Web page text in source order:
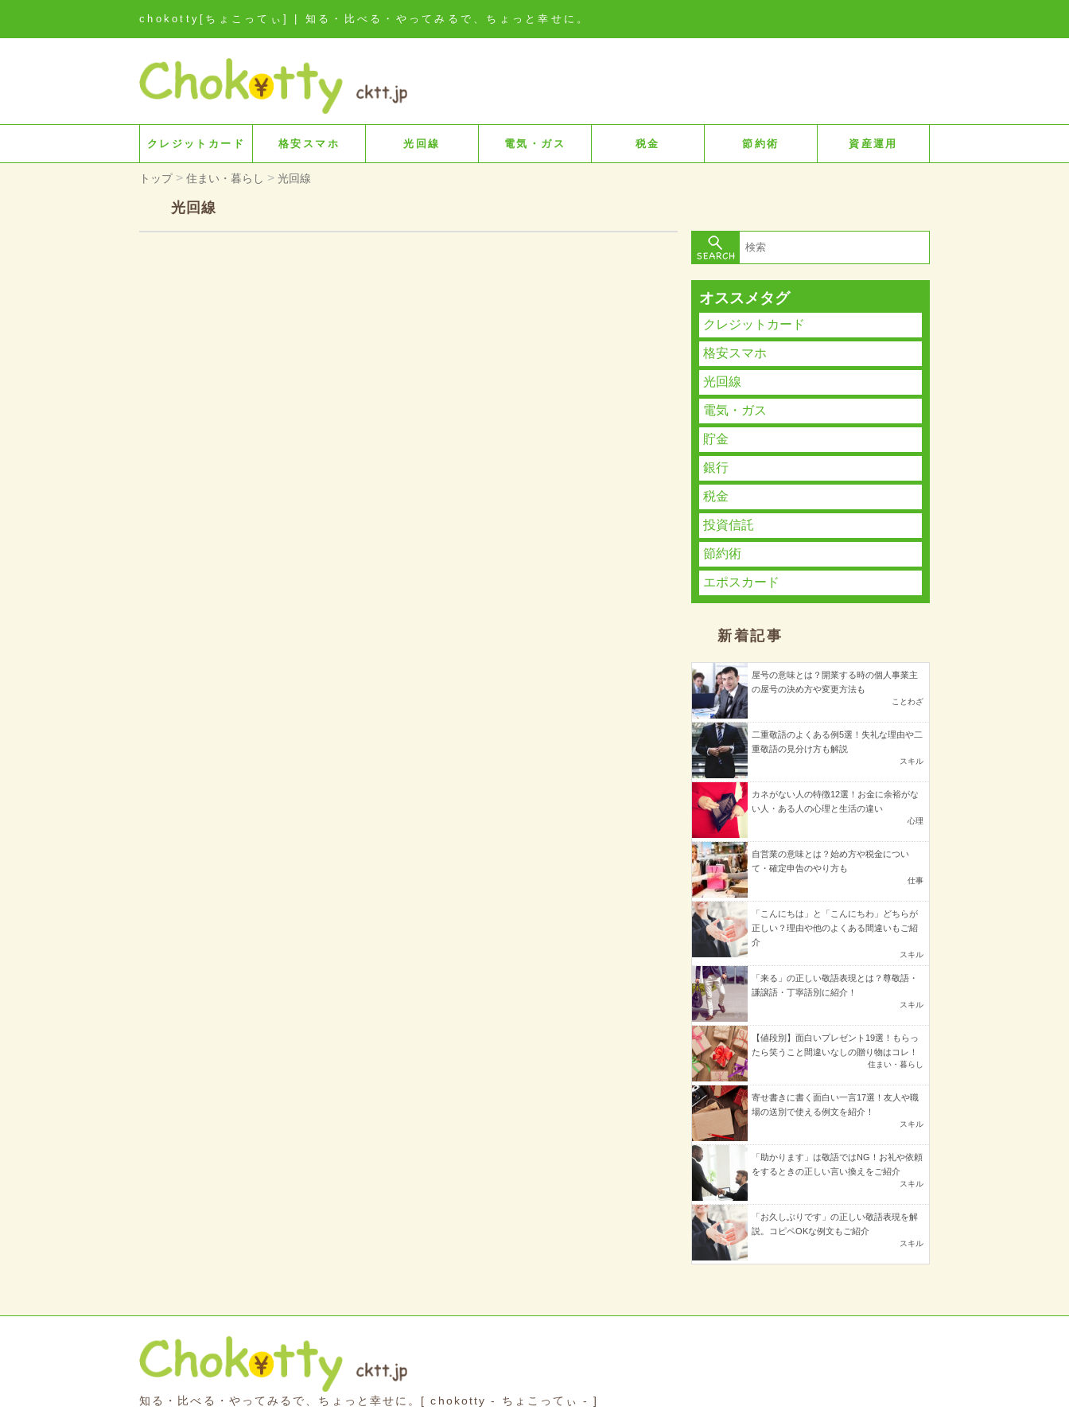
chokotty[ちょこってぃ] | 知る・比べる・やってみるで、ちょっと幸せに。
クレジットカード 格安スマホ 光回線 電気・ガス 税金 節約術 資産運用
トップ > 住まい・暮らし > 光回線
光回線
オススメタグ
クレジットカード
格安スマホ
光回線
電気・ガス
貯金
銀行
税金
投資信託
節約術
エポスカード
新着記事
屋号の意味とは？開業する時の個人事業主
の屋号の決め方や変更方法も
ことわざ
二重敬語のよくある例5選！失礼な理由や二
重敬語の見分け方も解説
スキル
カネがない人の特徴12選！お金に余裕がな
い人・ある人の心理と生活の違い
心理
自営業の意味とは？始め方や税金につい
て・確定申告のやり方も
仕事
「こんにちは」と「こんにちわ」どちらが
正しい？理由や他のよくある間違いもご紹
介
スキル
「来る」の正しい敬語表現とは？尊敬語・
謙譲語・丁寧語別に紹介！
スキル
【値段別】面白いプレゼント19選！もらっ
たら笑うこと間違いなしの贈り物はコレ！
住まい・暮らし
寄せ書きに書く面白い一言17選！友人や職
場の送別で使える例文を紹介！
スキル
「助かります」は敬語ではNG！お礼や依頼
をするときの正しい言い換えをご紹介
スキル
「お久しぶりです」の正しい敬語表現を解
説。コピペOKな例文もご紹介
スキル
知る・比べる・やってみるで、ちょっと幸せに。 [ chokotty - ちょこってぃ - ]